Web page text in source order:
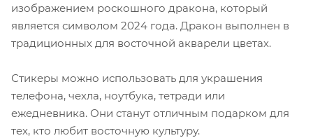
изображением роскошного дракона, который
является символом 2024 года. Дракон выполнен в
традиционных для восточной акварели цветах.
Стикеры можно использовать для украшения
телефона, чехла, ноутбука, тетради или
ежедневника. Они станут отличным подарком для
тех, кто любит восточную культуру.